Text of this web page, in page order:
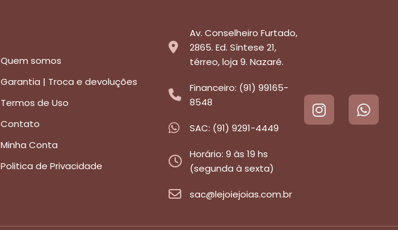
Quem somos
Garantia | Troca e devoluções
Termos de Uso
Contato
Minha Conta
Politica de Privacidade
Av. Conselheiro Furtado,
2865. Ed. Síntese 21,
térreo, loja 9. Nazaré.
Financeiro: (91) 99165-
8548
SAC: (91) 9291-4449
Horário: 9 às 19 hs
(segunda à sexta)
sac@lejoiejoias.com.br